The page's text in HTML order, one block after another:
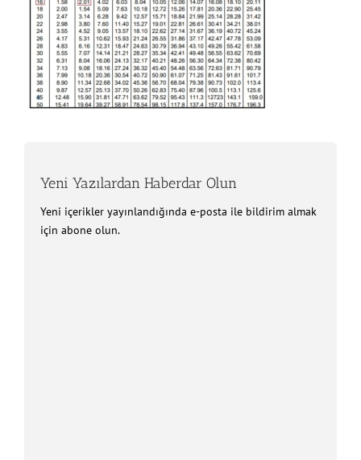
Yeni Yazılardan Haberdar Olun
Yeni içerikler yayınlandığında e-posta ile bildirim almak
için abone olun.